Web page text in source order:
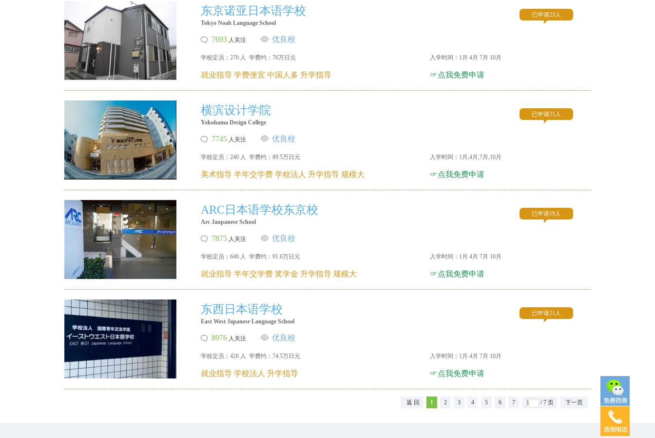
东京诺亚日本语学校
Tokyo Noah Language School
7693 人关注 优良校
入学时间：1月 4月 7月 10月
学校定员；270 人 学费约：76万日元
☞点我免费申请
就业指导 学费便宜 中国人多 升学指导
已申请23人
横滨设计学院
Yokohama Design College
7745 人关注 优良校
入学时间：1月,4月,7月,10月
学校定员；240 人 学费约：89.5万日元
☞点我免费申请
美术指导 半年交学费 学校法人 升学指导 规模大
已申请21人
ARC日本语学校东京校
Arc Janpanese School
7875 人关注 优良校
入学时间：1月 4月 7月 10月
学校定员；640 人 学费约：91.6万日元
☞点我免费申请
就业指导 半年交学费 奖学金 升学指导 规模大
已申请19人
东西日本语学校
East West Japanese Language School
8976 人关注 优良校
入学时间：1月 4月 7月 10月
学校定员；426 人 学费约：74.5万日元
☞点我免费申请
就业指导 学校法人 升学指导
已申请21人
1 2 3 4 5 6 7 / 7 页 下一页
返 回